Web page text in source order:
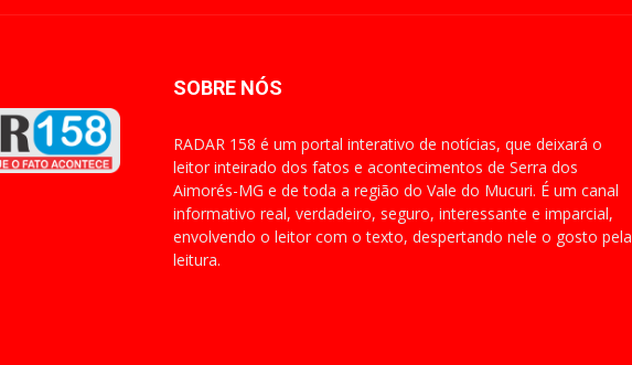
SOBRE NÓS
RADAR 158 é um portal interativo de notícias, que deixará o
leitor inteirado dos fatos e acontecimentos de Serra dos
Aimorés-MG e de toda a região do Vale do Mucuri. É um canal
informativo real, verdadeiro, seguro, interessante e imparcial,
envolvendo o leitor com o texto, despertando nele o gosto pela
leitura.